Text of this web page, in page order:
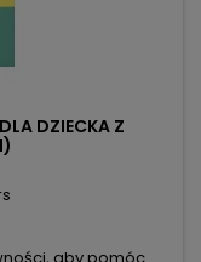
DZIECKA Z